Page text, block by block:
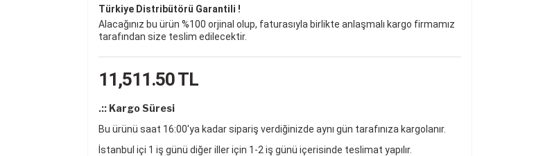
Türkiye Distribütörü Garantili !
Alacağınız bu ürün %100 orjinal olup, faturasıyla birlikte anlaşmalı kargo firmamız
tarafından size teslim edilecektir.
11,511.50TL
.:: Kargo Süresi
Bu ürünü saat 16:00'ya kadar sipariş verdiğinizde aynı gün tarafınıza kargolanır.
İstanbul içi 1 iş günü diğer iller için 1-2 iş günü içerisinde teslimat yapılır.